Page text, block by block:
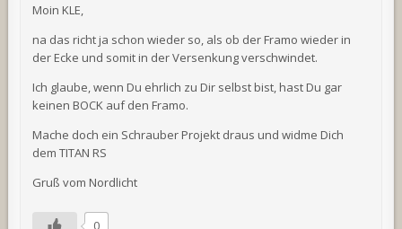
Moin KLE,
na das richt ja schon wieder so, als ob der Framo wieder in
der Ecke und somit in der Versenkung verschwindet.
Ich glaube, wenn Du ehrlich zu Dir selbst bist, hast Du gar
keinen BOCK auf den Framo.
Mache doch ein Schrauber Projekt draus und widme Dich
dem TITAN RS
Gruß vom Nordlicht
0